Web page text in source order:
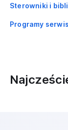
Sterowniki i
Programy